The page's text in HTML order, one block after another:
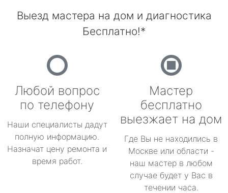
Выезд мастера на дом и диагностика
Бесплатно!*
Любой вопрос
по телефону
Наши специалисты дадут
полную информацию.
Назначат цену ремонта и
время работ.
Мастер
бесплатно
выезжает на дом
Где Вы не находились в
Москве или области -
наш мастер в любом
случае будет у Вас в
течении часа.